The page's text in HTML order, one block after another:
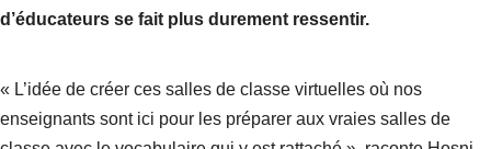
d’éducateurs se fait plus durement ressentir.
« L’idée de créer ces salles de classe virtuelles où nos
enseignants sont ici pour les préparer aux vraies salles de